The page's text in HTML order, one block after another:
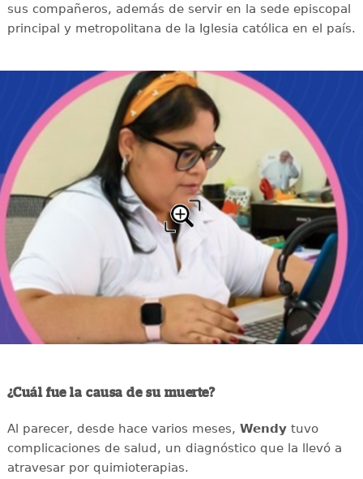
sus compañeros, además de servir en la sede episcopal
principal y metropolitana de la Iglesia católica en el país.
¿Cuál fue la causa de su muerte?
Al parecer, desde hace varios meses, Wendytuvo
complicaciones de salud, un diagnóstico que la llevó a
atravesar por quimioterapias.